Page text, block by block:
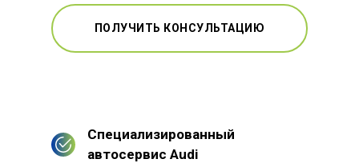
ПОЛУЧИТЬ КОНСУЛЬТАЦИЮ
Специализированный
автосервис Audi